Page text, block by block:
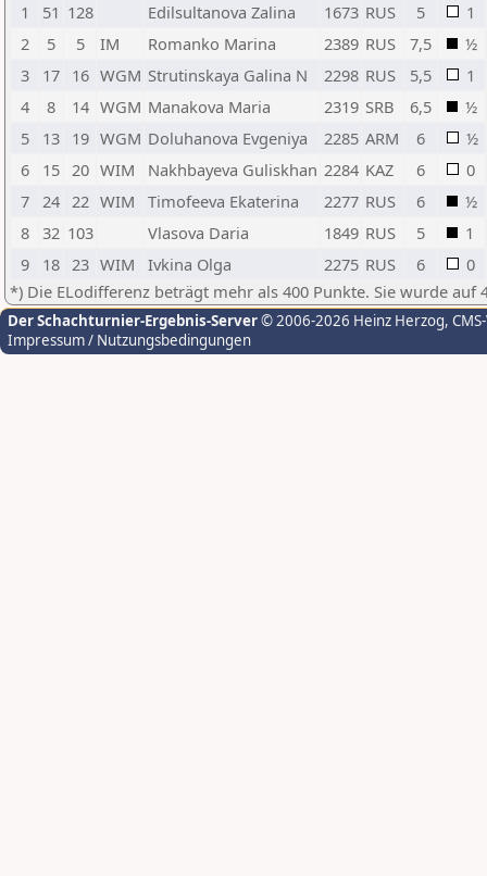
1
51 128 Edilsultanova Zalina 1673 RUS 5
1
2
5 5 IM Romanko Marina 2389 RUS 7,5
½
3
17 16 WGM Strutinskaya Galina N 2298 RUS 5,5
1
4
8 14 WGM Manakova Maria 2319 SRB 6,5
½
5
13 19 WGM Doluhanova Evgeniya 2285 ARM 6
½
6
15 20 WIM Nakhbayeva Guliskhan 2284 KAZ 6
0
7
24 22 WIM Timofeeva Ekaterina 2277 RUS 6
½
8
32 103 Vlasova Daria 1849 RUS 5
1
9
18 23 WIM Ivkina Olga 2275 RUS 6
0
*) Die ELodifferenz beträgt mehr als 400 Punkte. Sie wurde auf
Der Schachturnier-Ergebnis-Server© 2006-2026 Heinz Herzog,
Impressum / Nutzungsbedingungen